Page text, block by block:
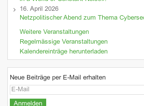
16. April 2026
Netzpolitischer Abend zum Thema
Weitere Veranstaltungen
Regelmässige Veranstaltungen
Kalendereinträge herunterladen
Neue Beiträge per E-Mail erhalten